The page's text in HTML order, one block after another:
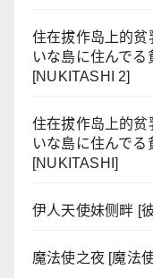
住在拔作岛上的贫
いな島に住んで
[NUKITASHI 2]
住在拔作岛上的贫
いな島に住んで
[NUKITASHI]
伊人天使妹侧畔 [
魔法使之夜 [魔法